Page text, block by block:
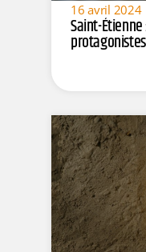
16 avril 2024
Saint-